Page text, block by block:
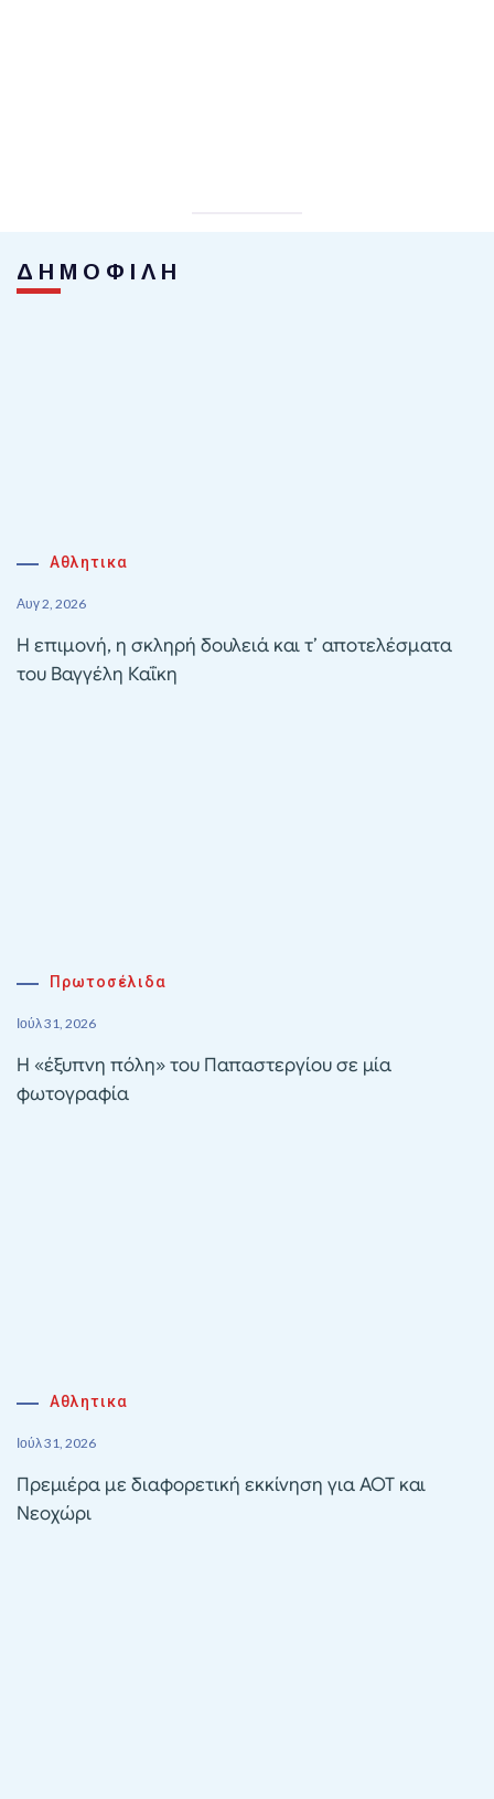
ΔΗΜΟΦΙΛΗ
Αθλητικα
Αυγ 2, 2026
Η επιμονή, η σκληρή δουλειά και τ’ αποτελέσματα
του Βαγγέλη Καΐκη
Πρωτοσέλιδα
Ιούλ 31, 2026
Η «έξυπνη πόλη» του Παπαστεργίου σε μία
φωτογραφία
Αθλητικα
Ιούλ 31, 2026
Πρεμιέρα με διαφορετική εκκίνηση για ΑΟΤ και
Νεοχώρι